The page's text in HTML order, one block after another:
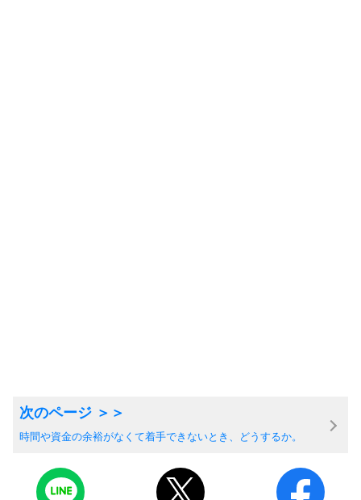
時間や資金の余裕がなくて着手できないとき、どうするか。